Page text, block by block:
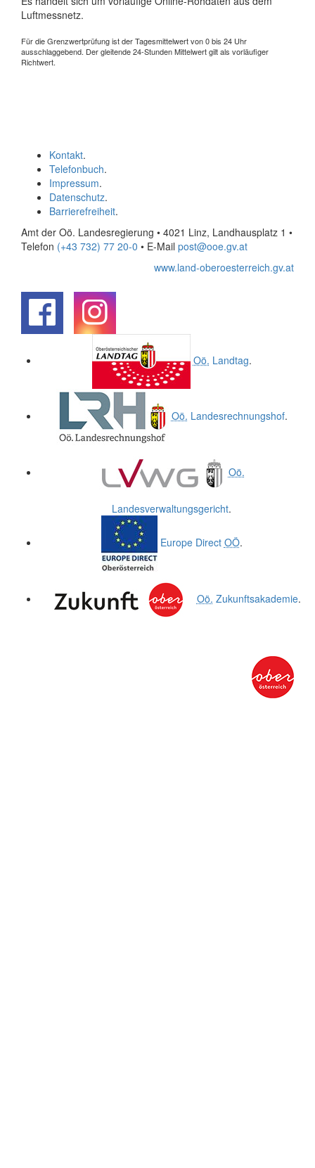
Luftmessnetz.
Für die Grenzwertprüfung ist der Tagesmittelwert von 0 bis 24 Uhr
ausschlaggebend. Der gleitende 24-Stunden Mittelwert gilt als vorläufiger
Richtwert.
Kontakt.
Telefonbuch.
Impressum.
Datenschutz.
Barrierefreiheit.
Amt der Oö. Landesregierung • 4021 Linz, Landhausplatz 1 •
Telefon (+43 732) 77 20-0 • E-Mail post@ooe.gv.at
www.land-oberoesterreich.gv.at
Oö. Landtag.
Oö. Landesrechnungshof.
Oö.
Landesverwaltungsgericht.
Europe Direct OÖ.
Oö. Zukunftsakademie.